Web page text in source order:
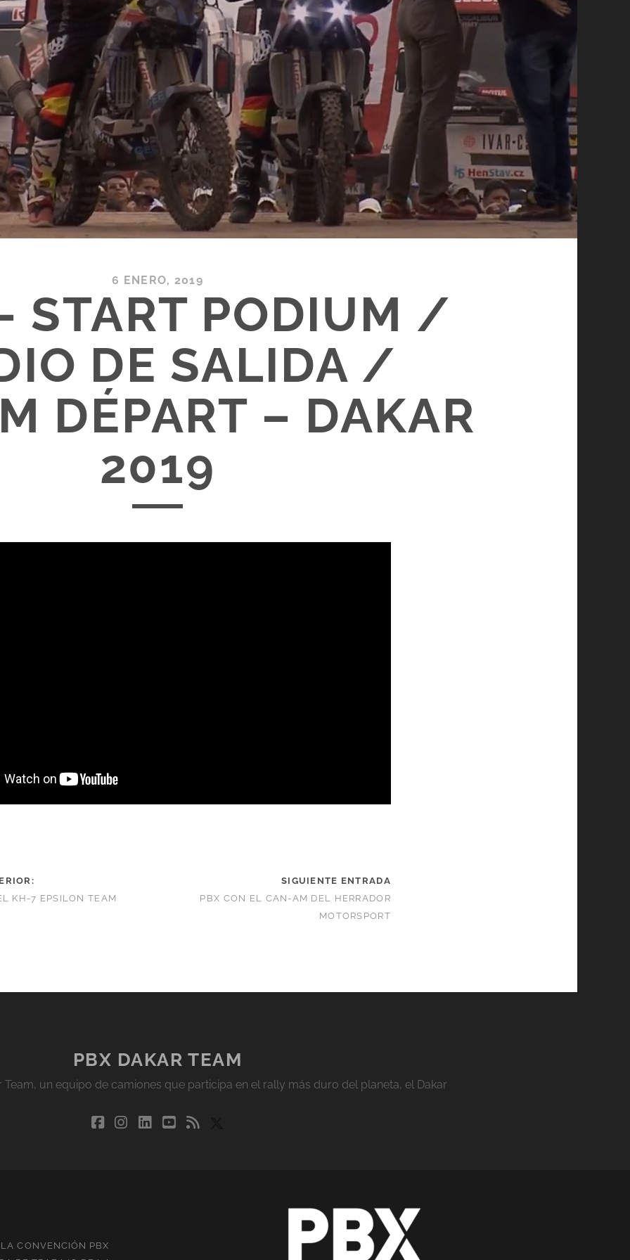
6 ENERO, 2019
START PODIUM /
DE SALIDA /
DÉPART – DAKAR
2019
KH-7 EPSILON TEAM
SIGUIENTE ENTRADA
PBX CON EL CAN-AM DEL HERRADOR
MOTORSPORT
PBX DAKAR TEAM
Team, un equipo de camiones que participa en el rally más duro del planeta, el Dakar
facebook
instagram
linkedin
youtube
rss
CONVENCIÓN PBX